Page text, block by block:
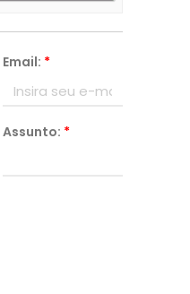
Email: *
Assunto: *